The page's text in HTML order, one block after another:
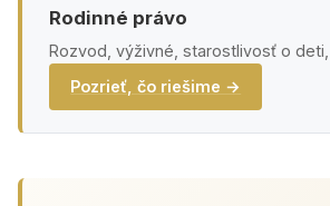
Rodinné právo
Rozvod, výživné, starostlivosť o deti,
Pozrieť, čo riešime →